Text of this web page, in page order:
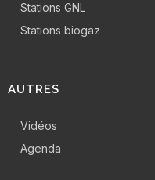
Stations GNL
Stations biogaz
AUTRES
Vidéos
Agenda